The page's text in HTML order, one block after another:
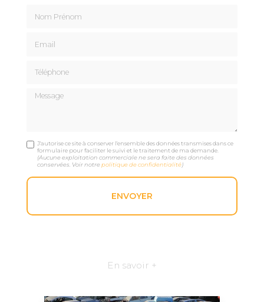
Message
J'autorise ce site à conserver l'ensemble des données transmises dans ce
formulaire pour faciliter le suivi et le traitement de ma demande.
(Aucune exploitation commerciale ne sera faite des données
conservées. Voir notrepolitique de confidentialité)
En savoir +